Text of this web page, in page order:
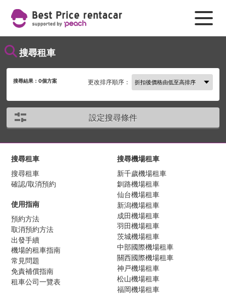
搜尋租車
搜尋結果：0個方案 更改排序順序：
設定搜尋條件
搜尋租車
搜尋租車
確認/取消預約
使用指南
預約方法
取消預約方法
出發手續
機場的租車指南
常見問題
免責補償指南
租車公司一覽表
搜尋機場租車
新千歲機場租車
釧路機場租車
仙台機場租車
新潟機場租車
成田機場租車
羽田機場租車
茨城機場租車
中部國際機場租車
關西國際機場租車
神戸機場租車
松山機場租車
福岡機場租車